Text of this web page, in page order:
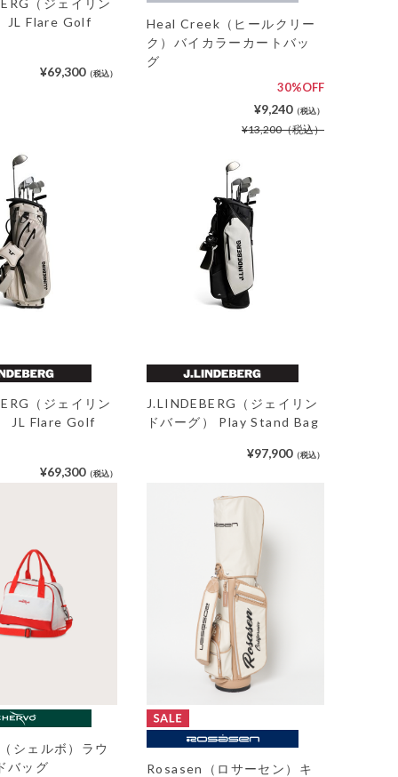
（ジェイリン
JL Flare Golf
¥69,300（税込）
Heal Creek（ヒールクリー
ク）バイカラーカートバッ
グ
30%OFF
¥9,240（税込）
¥13,200（税込）
（ジェイリン
JL Flare Golf
¥69,300（税込）
J.LINDEBERG（ジェイリン
ドバーグ） Play Stand Bag
¥97,900（税込）
シェルボ）ラウ
バッグ
Rosasen（ロサーセン）キ